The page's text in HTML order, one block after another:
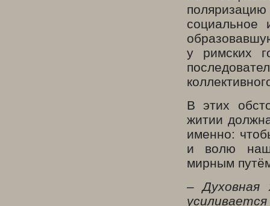
у римских
В этих
житии
именно:
и волю
мирным
– Духовная